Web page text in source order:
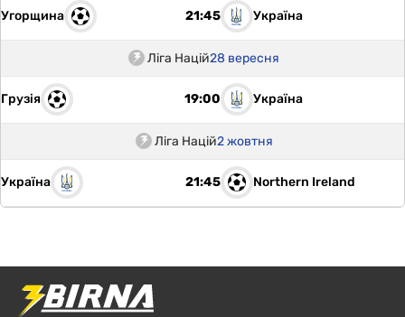
Угорщина 21:45 Україна
Ліга Націй28 вересня
Грузія 19:00 Україна
Ліга Націй2 жовтня
Україна 21:45 Northern Ireland